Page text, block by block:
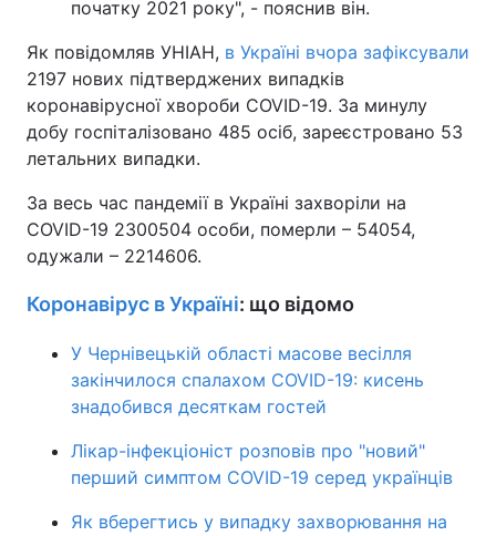
початку 2021 року", - пояснив він.
Як повідомляв УНІАН, в Україні вчора зафіксували
2197 нових підтверджених випадків
коронавірусної хвороби COVID-19. За минулу
добу госпіталізовано 485 осіб, зареєстровано 53
летальних випадки.
За весь час пандемії в Україні захворіли на
COVID-19 2300504 особи, померли – 54054,
одужали – 2214606.
Коронавірус в Україні: що відомо
У Чернівецькій області масове весілля
закінчилося спалахом COVID-19: кисень
знадобився десяткам гостей
Лікар-інфекціоніст розповів про "новий"
перший симптом COVID-19 серед українців
Як вберегтись у випадку захворювання на